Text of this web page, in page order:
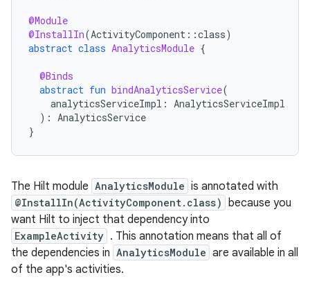
@Module
@InstallIn(ActivityComponent ::class)
abstract class AnalyticsModule {
@Binds
abstract fun bindAnalyticsService(
analyticsServiceImpl : AnalyticsServiceImpl
): AnalyticsService
}
The Hilt module AnalyticsModule is annotated with
@InstallIn(ActivityComponent.class) because you
want Hilt to inject that dependency into
ExampleActivity . This annotation means that all of
the dependencies in AnalyticsModule are available in all
of the app's activities.